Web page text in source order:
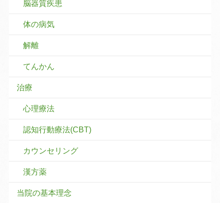
脳器質疾患
体の病気
解離
てんかん
治療
心理療法
認知行動療法(CBT)
カウンセリング
漢方薬
当院の基本理念